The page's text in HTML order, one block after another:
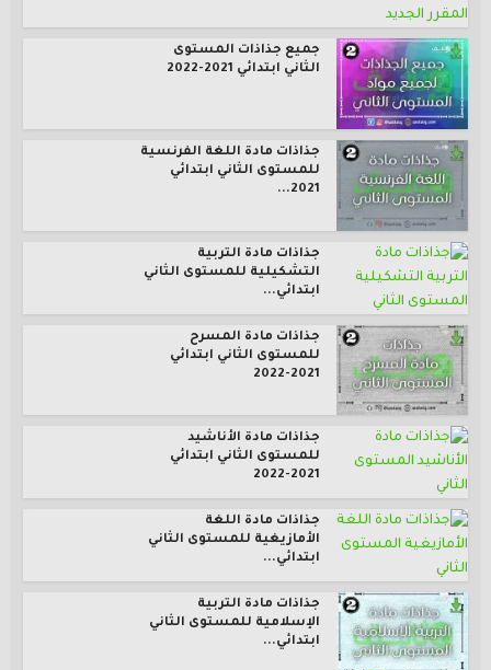
جميع جذاذات المستوى
الثاني ابتدائي 2021-2022
جذاذات مادة اللغة الفرنسية
للمستوى الثاني ابتدائي
2021...
جذاذات مادة التربية
التشكيلية للمستوى الثاني
ابتدائي...
جذاذات مادة المسرح
للمستوى الثاني ابتدائي
2021-2022
جذاذات مادة الأناشيد
للمستوى الثاني ابتدائي
2021-2022
جذاذات مادة اللغة
الأمازيغية للمستوى الثاني
ابتدائي...
جذاذات مادة التربية
الإسلامية للمستوى الثاني
ابتدائي...